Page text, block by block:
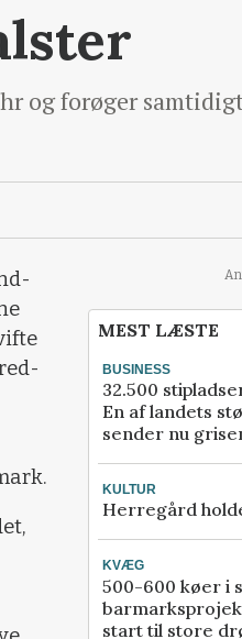
og forøger
red­
MEST LÆSTE
BUSINESS
32.500
En af landets
sender nu
KULTUR
Herregård
KVÆG
500-600 køer i
start til store